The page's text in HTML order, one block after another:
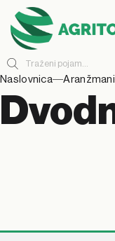
Naslovnica Aranžmani